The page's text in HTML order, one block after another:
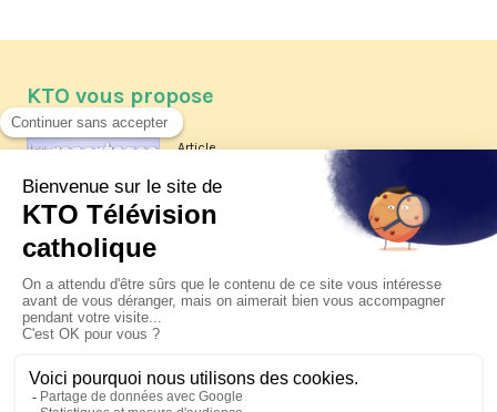
KTO vous propose
Article
Les reportages d'été 2026 de KTO
La visite pastorale du pape Léon
XIV à Assise à suivre sur KTO le
jeudi 6 août
Le pape en Uruguay, Argentine et
Pérou du 6 au 17 novembre 2026